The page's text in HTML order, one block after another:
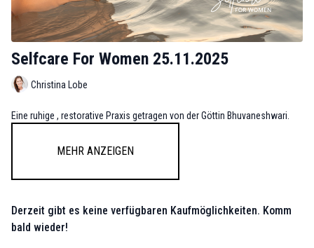
Selfcare For Women 25.11.2025
Christina Lobe
Eine ruhige , restorative Praxis getragen von der Göttin Bhuvaneshwari.
Mehr anzeigen
Derzeit gibt es keine verfügbaren Kaufmöglichkeiten. Komm
bald wieder!